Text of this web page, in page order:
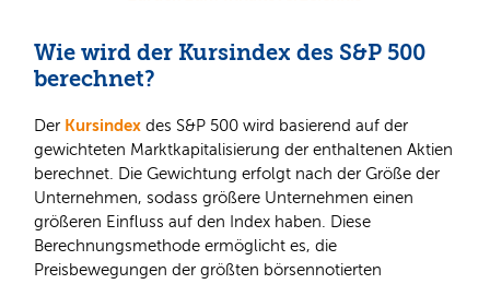
Wie wird der Kursindex des S&P 500
berechnet?
Der Kursindex des S&P 500 wird basierend auf der
gewichteten Marktkapitalisierung der enthaltenen Aktien
berechnet. Die Gewichtung erfolgt nach der Größe der
Unternehmen, sodass größere Unternehmen einen
größeren Einfluss auf den Index haben. Diese
Berechnungsmethode ermöglicht es, die
Preisbewegungen der größten börsennotierten